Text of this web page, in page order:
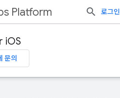
Platform 로그인
iOS
문의